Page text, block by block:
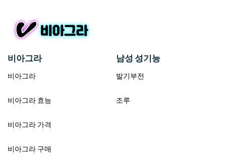
비아그라
비아그라
비아그라 효능
비아그라 가격
비아그라 구매
남성 성기능
발기부전
조루